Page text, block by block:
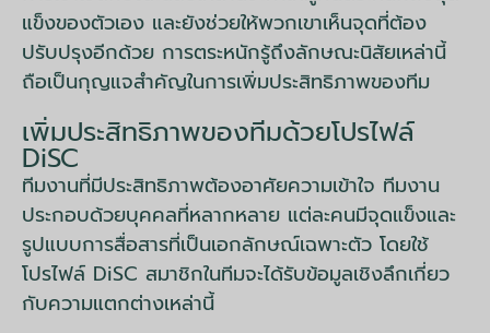
แข็งของตัวเอง และยังช่วยให้พวกเขาเห็นจุดที่ต้อง
ปรับปรุงอีกด้วย การตระหนักรู้ถึงลักษณะนิสัยเหล่านี้
ถือเป็นกุญแจสำคัญในการเพิ่มประสิทธิภาพของทีม
เพิ่มประสิทธิภาพของทีมด้วยโปรไฟล์
DiSC
ทีมงานที่มีประสิทธิภาพต้องอาศัยความเข้าใจ ทีมงาน
ประกอบด้วยบุคคลที่หลากหลาย แต่ละคนมีจุดแข็งและ
รูปแบบการสื่อสารที่เป็นเอกลักษณ์เฉพาะตัว โดยใช้
โปรไฟล์ DiSC สมาชิกในทีมจะได้รับข้อมูลเชิงลึกเกี่ยว
กับความแตกต่างเหล่านี้